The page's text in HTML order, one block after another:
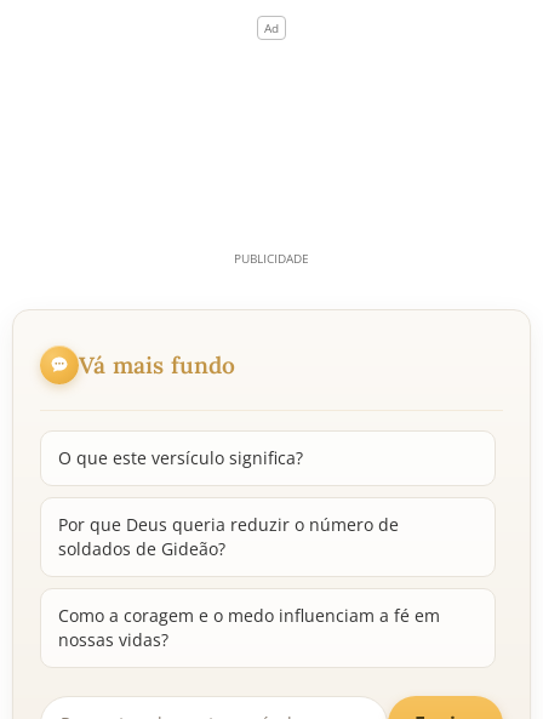
Vá mais fundo
O que este versículo significa?
Por que Deus queria reduzir o número de
soldados de Gideão?
Como a coragem e o medo influenciam a fé em
nossas vidas?